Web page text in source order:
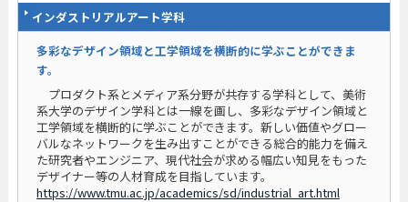
インダストリアルアート学科
多彩なデザイン領域と工学領域を横断的に学ぶことができま
す。
プロダクト系とメディア系分野が共存する学科として、美術
系大学のデザイン学科とは一線を画し、多彩なデザイン領域と
工学領域を横断的に学ぶことができます。新しい価値やグロー
バルなネットワークを生み出すことができる総合的能力を備え
た研究者やエンジニア、現代社会が求める幅広い知見をもった
デザイナー等の人材育成を目指しています。
https://www.tmu.ac.jp/academics/sd/industrial_art.html